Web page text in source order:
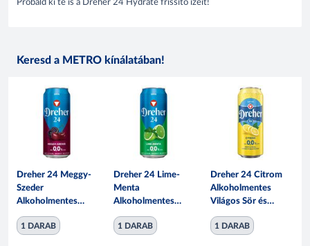
Próbáld ki te is a Dreher 24 Hydrate frissítő ízeit!
Keresd a METRO kínálatában!
Dreher 24 Meggy-
Szeder
Alkoholmentes
Meggy-szeder Ízű
1 DARAB
Dreher 24 Lime-
Menta
Alkoholmentes
Lime-menta ízű Ital
1 DARAB
Dreher 24 Citrom
Alkoholmentes
Világos Sör és
Keveréke 0,0% 500
1 DARAB